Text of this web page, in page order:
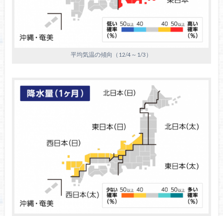
平均気温の傾向（12/4～1/3）